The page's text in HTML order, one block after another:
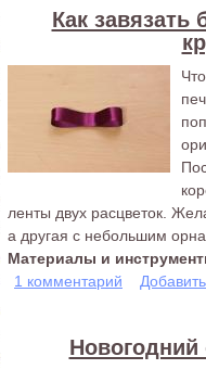
Как завязать
ленты двух расцветок.
а другая с небольшим
Материалы и
1 комментарий
Новогодний